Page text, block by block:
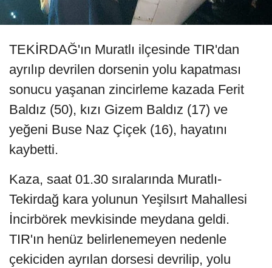
TEKİRDAĞ'ın Muratlı ilçesinde TIR'dan
ayrılıp devrilen dorsenin yolu kapatması
sonucu yaşanan zincirleme kazada Ferit
Baldız (50), kızı Gizem Baldız (17) ve
yeğeni Buse Naz Çiçek (16), hayatını
kaybetti.
Kaza, saat 01.30 sıralarında Muratlı-
Tekirdağ kara yolunun Yeşilsırt Mahallesi
İncirbörek mevkisinde meydana geldi.
TIR'ın henüz belirlenemeyen nedenle
çekiciden ayrılan dorsesi devrilip, yolu